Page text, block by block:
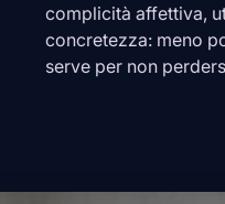
complicità affettiva,
concretezza: meno
serve per non